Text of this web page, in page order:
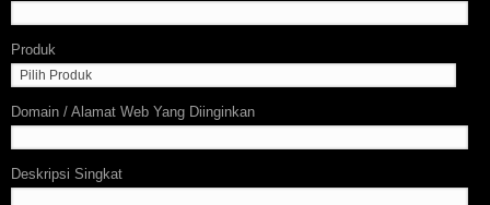
Produk
Domain / Alamat Web Yang Diinginkan
Deskripsi Singkat